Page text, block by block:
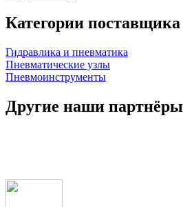
Категории поставщика
Гидравлика и пневматика
Пневматические узлы
Пневмоинструменты
Другие наши партнёры